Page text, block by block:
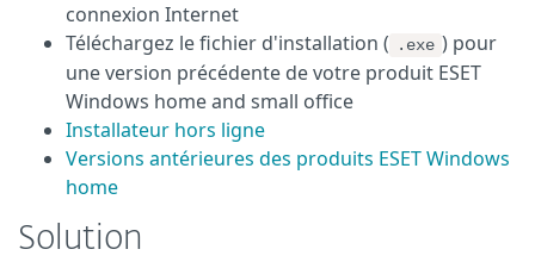
connexion Internet
Téléchargez le fichier d'installation (
.exe ) pour
une version précédente de votre produit ESET
Windows home and small office
Installateur hors ligne
Versions antérieures des produits ESET Windows
home
Solution